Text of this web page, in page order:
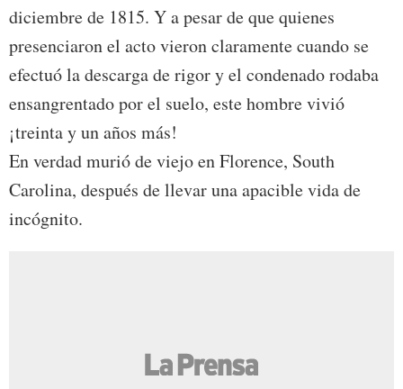
diciembre de 1815. Y a pesar de que quienes
presenciaron el acto vieron claramente cuando se
efectuó la descarga de rigor y el condenado rodaba
ensangrentado por el suelo, este hombre vivió
¡treinta y un años más!
En verdad murió de viejo en Florence, South
Carolina, después de llevar una apacible vida de
incógnito.